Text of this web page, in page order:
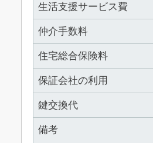
生活支援サービス費
仲介手数料
住宅総合保険料
保証会社の利用
鍵交換代
備考